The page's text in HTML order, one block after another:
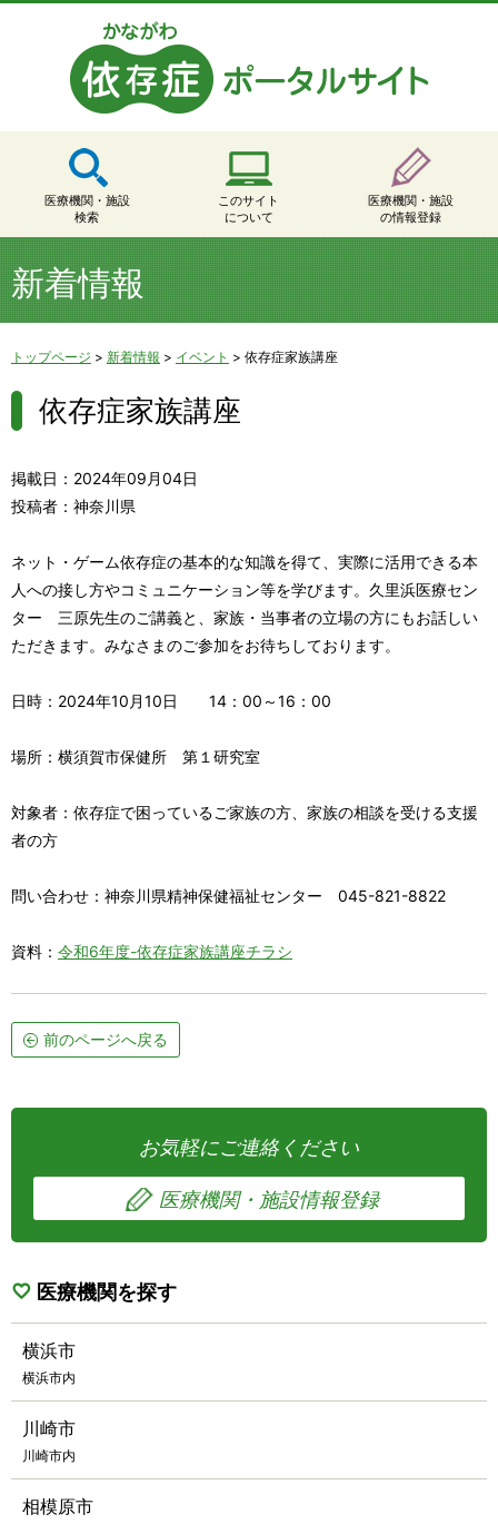
医療機関・施設
検索
このサイト
について
医療機関・施設
の情報登録
新着情報
トップページ > 新着情報 > イベント > 依存症家族講座
依存症家族講座
掲載日：2024年09月04日
投稿者：神奈川県
ネット・ゲーム依存症の基本的な知識を得て、実際に活用できる本
人への接し方やコミュニケーション等を学びます。久里浜医療セン
ター 三原先生のご講義と、家族・当事者の立場の方にもお話しい
ただきます。みなさまのご参加をお待ちしております。
日時：2024年10月10日 14：00～16：00
場所：横須賀市保健所 第１研究室
対象者：依存症で困っているご家族の方、家族の相談を受ける支援
者の方
問い合わせ：神奈川県精神保健福祉センター 045-821-8822
資料： 令和6年度-依存症家族講座チラシ
前のページへ戻る
お気軽にご連絡ください
医療機関・施設情報登録
医療機関を探す
横浜市
横浜市内
川崎市
川崎市内
相模原市